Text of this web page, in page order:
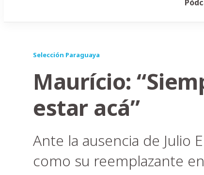
Selección Paraguaya
Maurício:
estar acá”
Ante la ausencia de Julio
como su reemplazante